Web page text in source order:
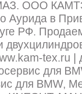
ООО
Аурида в
РФ.
tex.ru |
для
для BMW,